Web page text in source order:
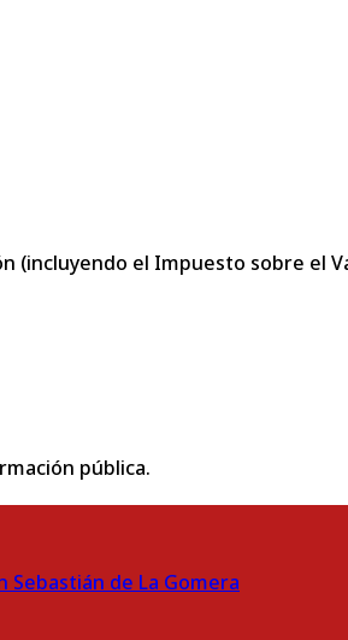
el Impuesto sobre el
pública.
Sebastián de La Gomera